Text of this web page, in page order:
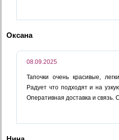
Оксана
08.09.2025
Тапочки очень красивые,
Радует что подходят и на
Оперативная доставка и связь.